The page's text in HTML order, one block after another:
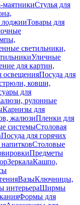
маятникиСтулья для
лоджииТовары для
светильники,
Уличные
для картин,
освещенияПосуда для
ковши,
для
рулонные
Карнизы для
жалюзиПленки для
системыСтоловая
Посуда для горячих
Столовые
Предметы
ЗеркалаКашпо,
ВазыКлючницы,
интерьераШирмы
Формы для